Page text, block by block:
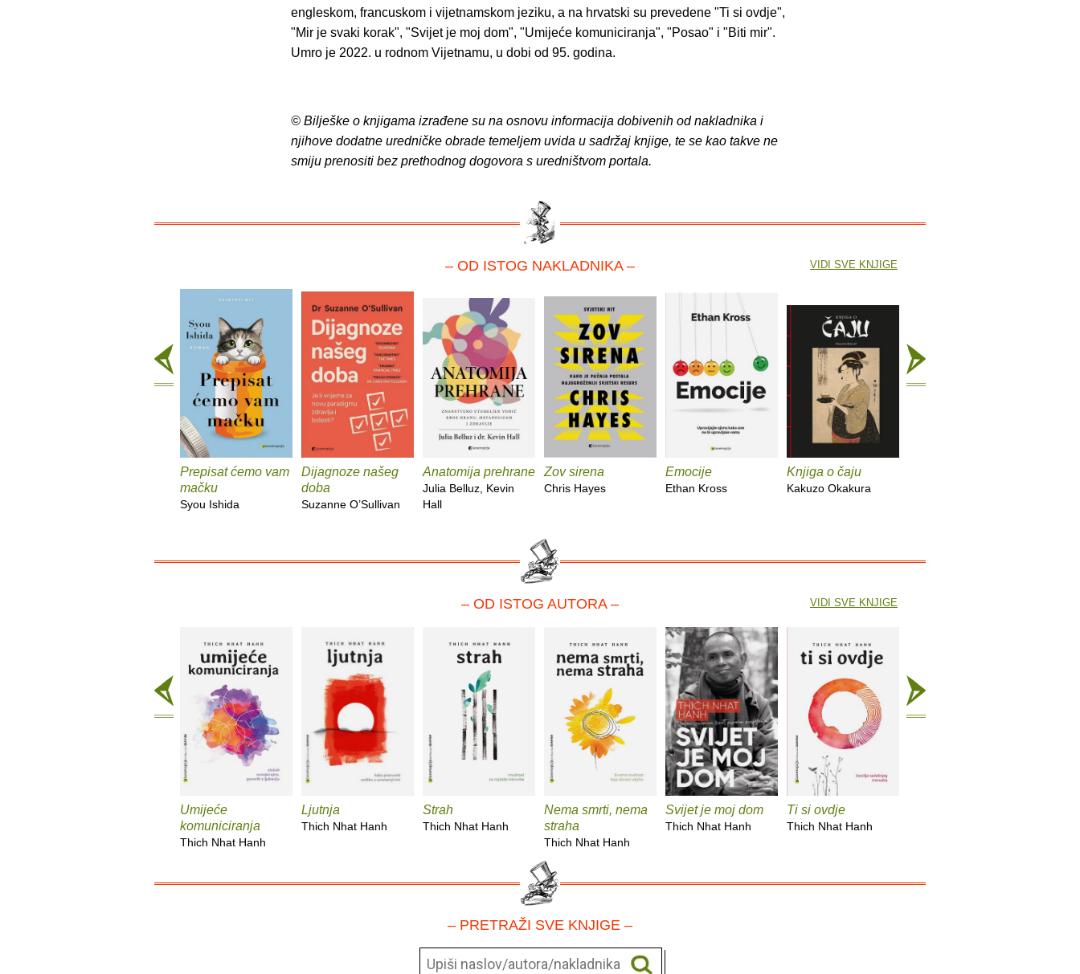
engleskom, francuskom i vijetnamskom jeziku, a na hrvatski su prevedene "Ti si ovdje",
"Mir je svaki korak", "Svijet je moj dom", "Umijeće komuniciranja", "Posao" i "Biti mir".
Umro je 2022. u rodnom Vijetnamu, u dobi od 95. godina.
© Bilješke o knjigama izrađene su na osnovu informacija dobivenih od nakladnika i
njihove dodatne uredničke obrade temeljem uvida u sadržaj knjige, te se kao takve ne
smiju prenositi bez prethodnog dogovora s uredništvom portala.
– OD ISTOG NAKLADNIKA –
Prepisat ćemo vam
mačku
Syou Ishida
Dijagnoze našeg
doba
Suzanne O’Sullivan
Anatomija prehrane
Julia Belluz, Kevin
Hall
Zov sirena
Chris Hayes
Emocije
Ethan Kross
Knjiga o čaju
Kakuzo Okakura
VIDI SVE KNJIGE
– OD ISTOG AUTORA –
Umijeće
komuniciranja
Thich Nhat Hanh
Ljutnja
Thich Nhat Hanh
Strah
Thich Nhat Hanh
Nema smrti, nema
straha
Thich Nhat Hanh
Svijet je moj dom
Thich Nhat Hanh
Ti si ovdje
Thich Nhat Hanh
VIDI SVE KNJIGE
– PRETRAŽI SVE KNJIGE –